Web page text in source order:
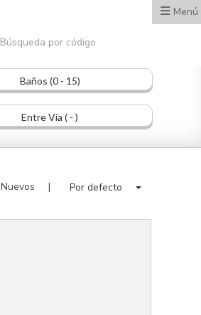
Menú
Búsqueda por código
Baños (0 - 15)
Entre Vía ( - )
Nuevos Por defecto